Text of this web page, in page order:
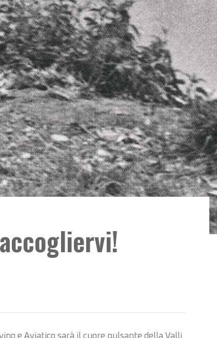
e Aviatico sarà il cuore pulsante della Valli